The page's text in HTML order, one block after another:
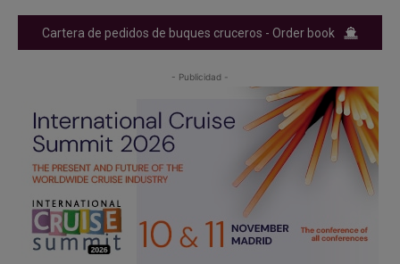
Cartera de pedidos de buques cruceros - Order book
- Publicidad -